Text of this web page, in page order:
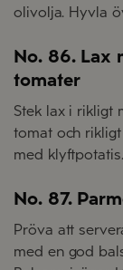
olivolja. Hyvla
No. 86. Lax
tomater
Stek lax i rikligt
tomat och
med klyftpotatis.
No. 87.
Pröva att
med en god